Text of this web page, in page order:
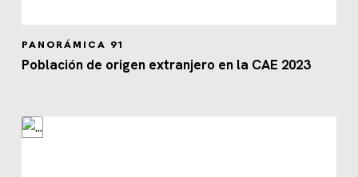
PANORÁMICA 91
Población de origen extranjero en la CAE 2023